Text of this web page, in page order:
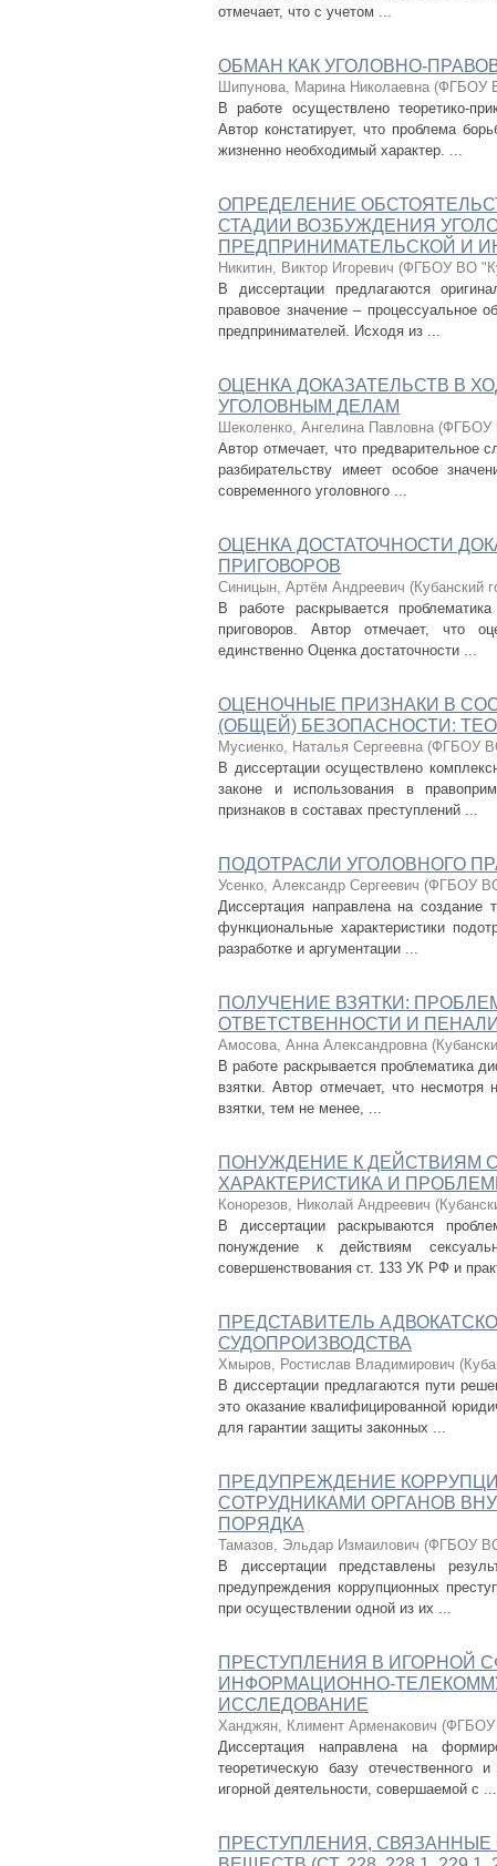
отмечает, что с учетом ...
ОБМАН КАК УГОЛОВНО-
Шипунова, Марина Николаевна (ФГБОУ
В работе осуществлено теоретико-
Автор констатирует, что проблема
жизненно необходимый характер. ...
ОПРЕДЕЛЕНИЕ
СТАДИИ ВОЗБУЖДЕНИЯ
ПРЕДПРИНИМАТЕЛЬСКОЙ И
Никитин, Виктор Игоревич (ФГБОУ ВО
В диссертации предлагаются
правовое значение – процессуальное
предпринимателей. Исходя из ...
ОЦЕНКА ДОКАЗАТЕЛЬСТВ В
УГОЛОВНЫМ ДЕЛАМ
Шеколенко, Ангелина Павловна (ФГБОУ
Автор отмечает, что предварительное
разбирательству имеет особое
современного уголовного ...
ОЦЕНКА ДОСТАТОЧНОСТИ
ПРИГОВОРОВ
Синицын, Артём Андреевич (Кубанский
В работе раскрывается
приговоров. Автор отмечает, что
единственно Оценка достаточности ...
ОЦЕНОЧНЫЕ ПРИЗНАКИ В
(ОБЩЕЙ) БЕЗОПАСНОСТИ:
Мусиенко, Наталья Сергеевна (ФГБОУ ВО
В диссертации осуществлено
законе и использования в
признаков в составах преступлений ...
ПОДОТРАСЛИ УГОЛОВНОГО
Усенко, Александр Сергеевич (ФГБОУ ВО
Диссертация направлена на создание
функциональные характеристики
разработке и аргументации ...
ПОЛУЧЕНИЕ ВЗЯТКИ:
ОТВЕТСТВЕННОСТИ И
Амосова, Анна Александровна (
В работе раскрывается проблематика
взятки. Автор отмечает, что
взятки, тем не менее, ...
ПОНУЖДЕНИЕ К ДЕЙСТВИЯМ
ХАРАКТЕРИСТИКА И
Конорезов, Николай Андреевич (
В диссертации раскрываются
понуждение к действиям
совершенствования ст. 133 УК РФ и
ПРЕДСТАВИТЕЛЬ
СУДОПРОИЗВОДСТВА
Хмыров, Ростислав Владимирович (
В диссертации предлагаются пути
это оказание квалифицированной
для гарантии защиты законных ...
ПРЕДУПРЕЖДЕНИЕ
СОТРУДНИКАМИ ОРГАНОВ
ПОРЯДКА
Тамазов, Эльдар Измаилович (ФГБОУ ВО
В диссертации представлены
предупреждения коррупционных
при осуществлении одной из их ...
ПРЕСТУПЛЕНИЯ В ИГОРНОЙ
ИНФОРМАЦИОННО-
ИССЛЕДОВАНИЕ
Ханджян, Климент Арменакович (ФГБОУ
Диссертация направлена на
теоретическую базу отечественного
игорной деятельности, совершаемой с ...
ПРЕСТУПЛЕНИЯ,